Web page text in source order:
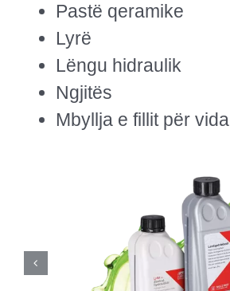
Pastë qeramike
Lyrë
Lëngu hidraulik
Ngjitës
Mbyllja e fillit për vida